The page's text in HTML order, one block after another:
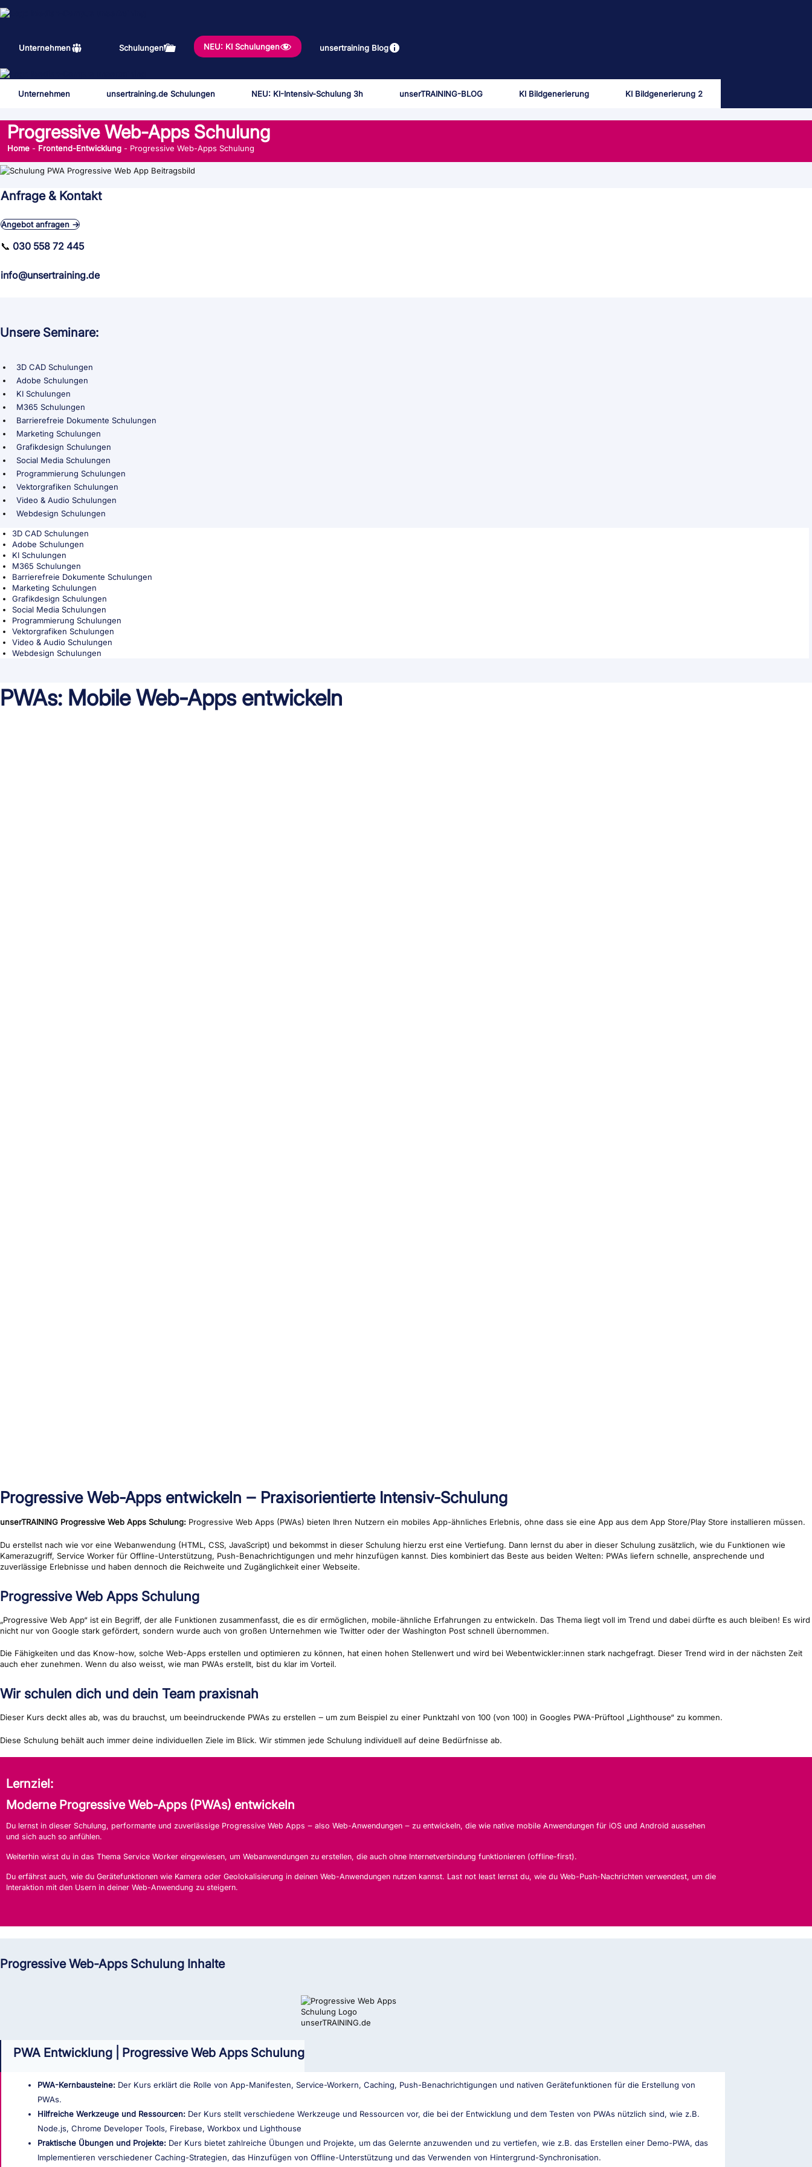
Inhalt
Unternehmen Schulungen NEU: KI Schulungen unsertraining Blog
Unternehmen unsertraining.de Schulungen NEU: KI-Intensiv-Schulung 3h unserTRAINING-BLOG KI Bildgenerierung KI Bildgenerierung 2
Progressive Web-Apps Schulung
Home - Frontend-Entwicklung - Progressive Web-Apps Schulung
Anfrage & Kontakt
Angebot anfragen →
📞 030 558 72 445
info@unsertraining.de
Unsere Seminare:
3D CAD Schulungen
Adobe Schulungen
KI Schulungen
M365 Schulungen
Barrierefreie Dokumente Schulungen
Marketing Schulungen
Grafikdesign Schulungen
Social Media Schulungen
Programmierung Schulungen
Vektorgrafiken Schulungen
Video & Audio Schulungen
Webdesign Schulungen
3D CAD Schulungen
Adobe Schulungen
KI Schulungen
M365 Schulungen
Barrierefreie Dokumente Schulungen
Marketing Schulungen
Grafikdesign Schulungen
Social Media Schulungen
Programmierung Schulungen
Vektorgrafiken Schulungen
Video & Audio Schulungen
Webdesign Schulungen
PWAs: Mobile Web-Apps entwickeln
Progressive Web-Apps entwickeln ‒ Praxisorientierte Intensiv-Schulung
unserTRAINING Progressive Web Apps Schulung: Progressive Web Apps (PWAs) bieten Ihren Nutzern ein mobiles App-ähnliches Erlebnis, ohne dass sie eine App aus dem App Store/Play Store installieren müssen.
Du erstellst nach wie vor eine Webanwendung (HTML, CSS, JavaScript) und bekommst in dieser Schulung hierzu erst eine Vertiefung. Dann lernst du aber in dieser Schulung zusätzlich, wie du Funktionen wie
Kamerazugriff, Service Worker für Offline-Unterstützung, Push-Benachrichtigungen und mehr hinzufügen kannst. Dies kombiniert das Beste aus beiden Welten: PWAs liefern schnelle, ansprechende und
zuverlässige Erlebnisse und haben dennoch die Reichweite und Zugänglichkeit einer Webseite.
Progressive Web Apps Schulung
„Progressive Web App“ ist ein Begriff, der alle Funktionen zusammenfasst, die es dir ermöglichen, mobile-ähnliche Erfahrungen zu entwickeln. Das Thema liegt voll im Trend und dabei dürfte es auch bleiben! Es wird
nicht nur von Google stark gefördert, sondern wurde auch von großen Unternehmen wie Twitter oder der Washington Post schnell übernommen.
Die Fähigkeiten und das Know-how, solche Web-Apps erstellen und optimieren zu können, hat einen hohen Stellenwert und wird bei Webentwickler:innen stark nachgefragt. Dieser Trend wird in der nächsten Zeit
auch eher zunehmen. Wenn du also weisst, wie man PWAs erstellt, bist du klar im Vorteil.
Wir schulen dich und dein Team praxisnah
Dieser Kurs deckt alles ab, was du brauchst, um beeindruckende PWAs zu erstellen ‒ um zum Beispiel zu einer Punktzahl von 100 (von 100) in Googles PWA-Prüftool „Lighthouse“ zu kommen.
Diese Schulung behält auch immer deine individuellen Ziele im Blick. Wir stimmen jede Schulung individuell auf deine Bedürfnisse ab.
Lernziel:
Moderne Progressive Web-Apps (PWAs) entwickeln
Du lernst in dieser Schulung, performante und zuverlässige Progressive Web Apps ‒ also Web-Anwendungen ‒ zu entwickeln, die wie native mobile Anwendungen für iOS und Android aussehen
und sich auch so anfühlen.
Weiterhin wirst du in das Thema Service Worker eingewiesen, um Webanwendungen zu erstellen, die auch ohne Internetverbindung funktionieren (offline-first).
Du erfährst auch, wie du Gerätefunktionen wie Kamera oder Geolokalisierung in deinen Web-Anwendungen nutzen kannst. Last not least lernst du, wie du Web-Push-Nachrichten verwendest, um die
Interaktion mit den Usern in deiner Web-Anwendung zu steigern.
Progressive Web-Apps Schulung Inhalte
PWA Entwicklung | Progressive Web Apps Schulung
PWA-Kernbausteine: Der Kurs erklärt die Rolle von App-Manifesten, Service-Workern, Caching, Push-Benachrichtigungen und nativen Gerätefunktionen für die Erstellung von
PWAs.
Hilfreiche Werkzeuge und Ressourcen: Der Kurs stellt verschiedene Werkzeuge und Ressourcen vor, die bei der Entwicklung und dem Testen von PWAs nützlich sind, wie z.B.
Node.js, Chrome Developer Tools, Firebase, Workbox und Lighthouse
Praktische Übungen und Projekte: Der Kurs bietet zahlreiche Übungen und Projekte, um das Gelernte anzuwenden und zu vertiefen, wie z.B. das Erstellen einer Demo-PWA, das
Implementieren verschiedener Caching-Strategien, das Hinzufügen von Offline-Unterstützung und das Verwenden von Hintergrund-Synchronisation.